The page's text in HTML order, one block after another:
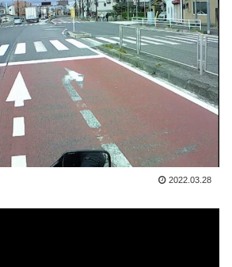
2022.03.28